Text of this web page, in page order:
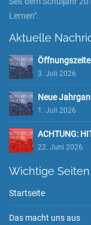
Lernen".
Aktuelle
3. Juli 2026
Neue
1. Juli 2026
ACHTUNG:
22. Juni 2026
Wichtige Seiten
Startseite
Das macht uns aus